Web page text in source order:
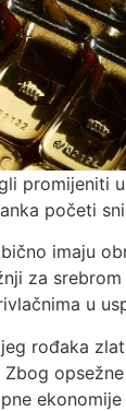
promijeniti
početi
imaju
za
u
rođaka